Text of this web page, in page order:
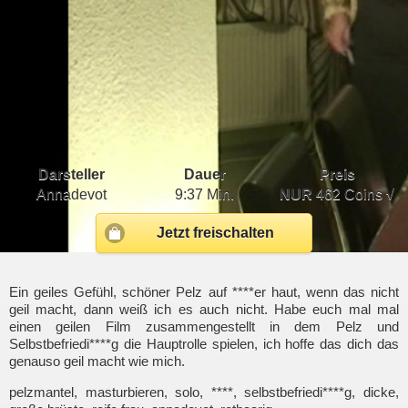
Darsteller Dauer
Preis
Annadevot
9:37 Min. NUR 462 Coins √
Jetzt freischalten
Ein geiles Gefühl, schöner Pelz auf ****er haut, wenn das nicht
geil macht, dann weiß ich es auch nicht. Habe euch mal mal
einen geilen Film zusammengestellt in dem Pelz und
Selbstbefriedi****g die Hauptrolle spielen, ich hoffe das dich das
genauso geil macht wie mich.
pelzmantel, masturbieren, solo, ****, selbstbefriedi****g, dicke,